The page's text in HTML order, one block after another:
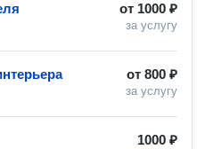
от 1000 ₽
за услугу
от 800 ₽
за услугу
1000 ₽